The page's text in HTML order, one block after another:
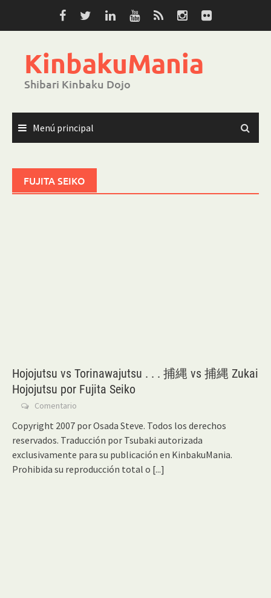
KinbakuMania
Shibari Kinbaku Dojo
Menú principal
FUJITA SEIKO
Hojojutsu vs Torinawajutsu . . . 捕縄 vs 捕縄 Zukai
Hojojutsu por Fujita Seiko
Comentario
Copyright 2007 por Osada Steve. Todos los derechos
reservados. Traducción por Tsubaki autorizada
exclusivamente para su publicación en KinbakuMania.
Prohibida su reproducción total o [...]